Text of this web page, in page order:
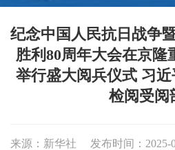
纪念中国人民抗日战争
胜利80周年大会在京隆
举行盛大阅兵仪式 习
检阅受阅
来源：新华社 发布时间：2025-